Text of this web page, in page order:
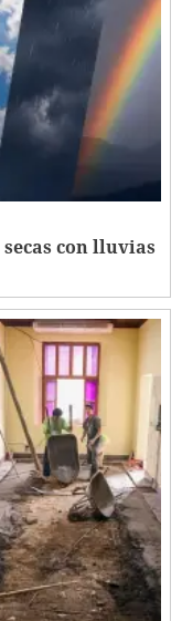
con lluvias